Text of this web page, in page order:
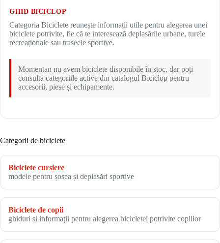
GHID BICICLOP
Categoria Biciclete reunește informații utile pentru alegerea unei
biciclete potrivite, fie că te interesează deplasările urbane, turele
recreaționale sau traseele sportive.
Momentan nu avem biciclete disponibile în stoc, dar poți
consulta categoriile active din catalogul Biciclop pentru
accesorii, piese și echipamente.
Categorii de biciclete
Biciclete cursiere
modele pentru șosea și deplasări sportive
Biciclete de copii
ghiduri și informații pentru alegerea bicicletei potrivite copiilor